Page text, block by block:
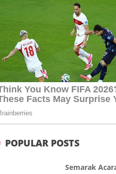
POPULAR POSTS
Semarak